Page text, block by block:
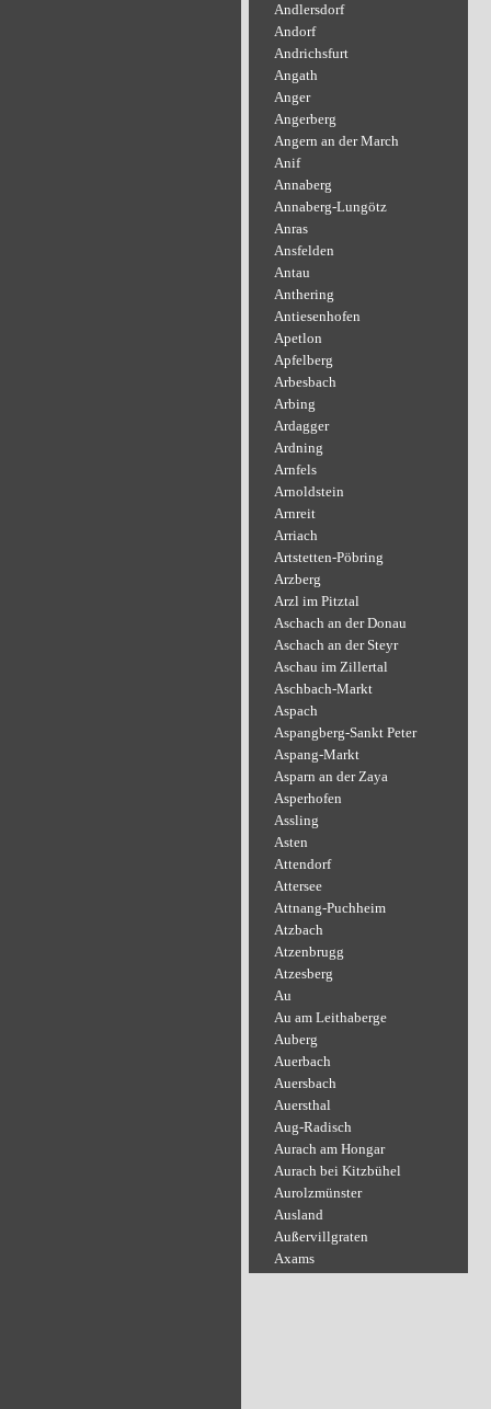
Andlersdorf
Andorf
Andrichsfurt
Angath
Anger
Angerberg
Angern an der March
Anif
Annaberg
Annaberg-Lungötz
Anras
Ansfelden
Antau
Anthering
Antiesenhofen
Apetlon
Apfelberg
Arbesbach
Arbing
Ardagger
Ardning
Arnfels
Arnoldstein
Arnreit
Arriach
Artstetten-Pöbring
Arzberg
Arzl im Pitztal
Aschach an der Donau
Aschach an der Steyr
Aschau im Zillertal
Aschbach-Markt
Aspach
Aspangberg-Sankt Peter
Aspang-Markt
Asparn an der Zaya
Asperhofen
Assling
Asten
Attendorf
Attersee
Attnang-Puchheim
Atzbach
Atzenbrugg
Atzesberg
Au
Au am Leithaberge
Auberg
Auerbach
Auersbach
Auersthal
Aug-Radisch
Aurach am Hongar
Aurach bei Kitzbühel
Aurolzmünster
Ausland
Außervillgraten
Axams